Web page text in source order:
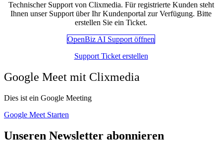
Technischer Support von Clixmedia. Für registrierte Kunden steht
Ihnen unser Support über Ihr Kundenportal zur Verfügung. Bitte
erstellen Sie ein Ticket.
OpenBiz AI Suppor​​​​t öffnen
Support Ticket erstellen
Google Meet mit Clixmedia
Dies ist ein Google Meeting
Google Meet Starten
Unseren Newsletter abonnieren